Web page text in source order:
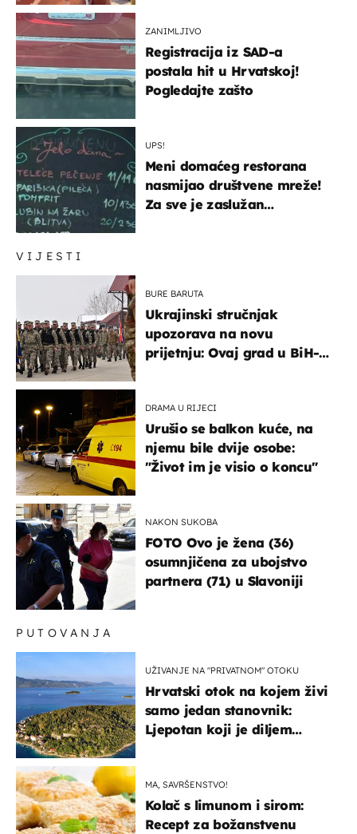
VIJESTI
BURE BARUTA
Ukrajinski stručnjak
upozorava na novu
prijetnju: Ovaj grad u BiH-u
DRAMA U RIJECI
Urušio se balkon kuće, na
njemu bile dvije osobe:
"Život im je visio o koncu"
NAKON SUKOBA
FOTO Ovo je žena (36)
osumnjičena za ubojstvo
partnera (71) u Slavoniji
ZANIMLJIVO
Registracija iz SAD-a
postala hit u Hrvatskoj!
Pogledajte zašto
UPS!
Meni domaćeg restorana
nasmijao društvene mreže!
Za sve je zaslužan
PUTOVANJA
UŽIVANJE NA "PRIVATNOM" OTOKU
Hrvatski otok na kojem živi
samo jedan stanovnik:
Ljepotan koji je diljem
MA, SAVRŠENSTVO!
Kolač s limunom i sirom:
Recept za božanstvenu